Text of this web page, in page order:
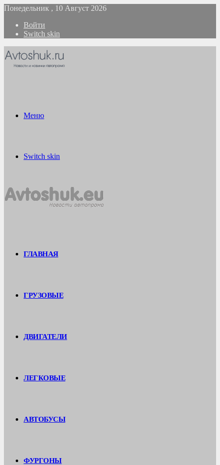
Понедельник , 10 Август 2026
Войти
Switch skin
Меню
Switch skin
ГЛАВНАЯ
ГРУЗОВЫЕ
ДВИГАТЕЛИ
ЛЕГКОВЫЕ
АВТОБУСЫ
ФУРГОНЫ